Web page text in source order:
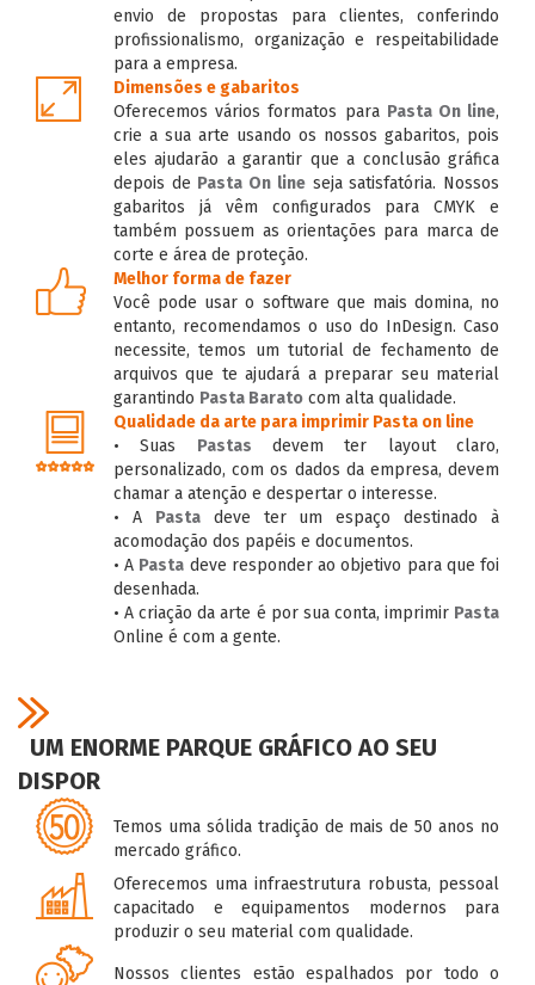
envio de propostas para clientes, conferindo
profissionalismo, organização e respeitabilidade
para a empresa.
Dimensões e gabaritos
Oferecemos vários formatos para Pasta On line,
crie a sua arte usando os nossos gabaritos, pois
eles ajudarão a garantir que a conclusão gráfica
depois de Pasta On lineseja satisfatória. Nossos
gabaritos já vêm configurados para CMYK e
também possuem as orientações para marca de
corte e área de proteção.
Melhor forma de fazer
Você pode usar o software que mais domina, no
entanto, recomendamos o uso do InDesign. Caso
necessite, temos um tutorial de fechamento de
arquivos que te ajudará a preparar seu material
garantindo Pasta Barato com alta qualidade.
Qualidade da arte para imprimir Pasta on line
• Suas Pastas devem ter layout claro,
personalizado, com os dados da empresa, devem
chamar a atenção e despertar o interesse.
• A Pastadeve ter um espaço destinado à
acomodação dos papéis e documentos.
• A Pasta deve responder ao objetivo para que foi
desenhada.
• A criação da arte é por sua conta, imprimir Pasta
Online é com a gente.
UM ENORME PARQUE GRÁFICO AO SEU
DISPOR
Temos uma sólida tradição de mais de 50 anos no
mercado gráfico.
Oferecemos uma infraestrutura robusta, pessoal
capacitado e equipamentos modernos para
produzir o seu material com qualidade.
Nossos clientes estão espalhados por todo o